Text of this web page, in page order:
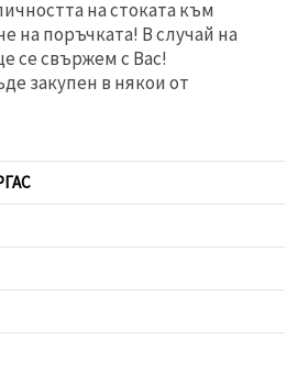
на стоката към
на поръчката! В случай на
се свържем с Вас!
закупен в някои от